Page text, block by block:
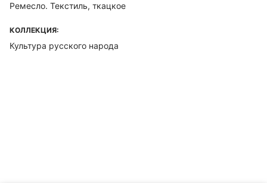
Ремесло. Текстиль, ткацкое
КОЛЛЕКЦИЯ:
Культура русского народа